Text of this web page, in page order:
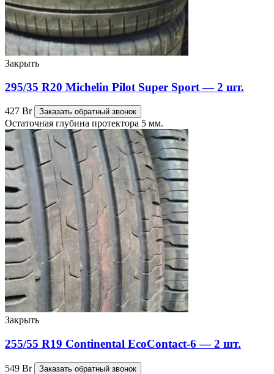
Закрыть
295/35 R20 Michelin Pilot Super Sport — 2 шт.
427 Br Заказать обратный звонок
Остаточная глубина протектора 5 мм.
Закрыть
255/55 R19 Continental EcoContact-6 — 2 шт.
549 Br Заказать обратный звонок